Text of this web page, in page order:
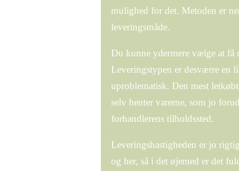
mulighed for det. Metoden er
leveringsmåde.
Du kunne ydermere vælge at få
Leveringstypen er desværre en
uproblematisk. Den mest
selv henter varerne, som jo
forhandlerens tilholdssted.
Leveringshastigheden er jo
og her, så i det øjemed er det